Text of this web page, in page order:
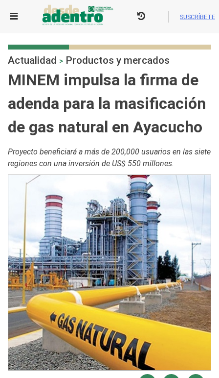
SUSCRÍBETE
Actualidad > Productos y mercados
MINEM impulsa la firma de
adenda para la masificación
de gas natural en Ayacucho
Proyecto beneficiará a más de 200,000 usuarios en las siete
regiones con una inversión de US$ 550 millones.